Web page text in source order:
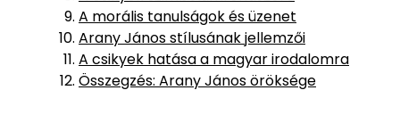
A morális tanulságok és üzenet
Arany János stílusának jellemzői
A csikyek hatása a magyar irodalomra
Összegzés: Arany János öröksége